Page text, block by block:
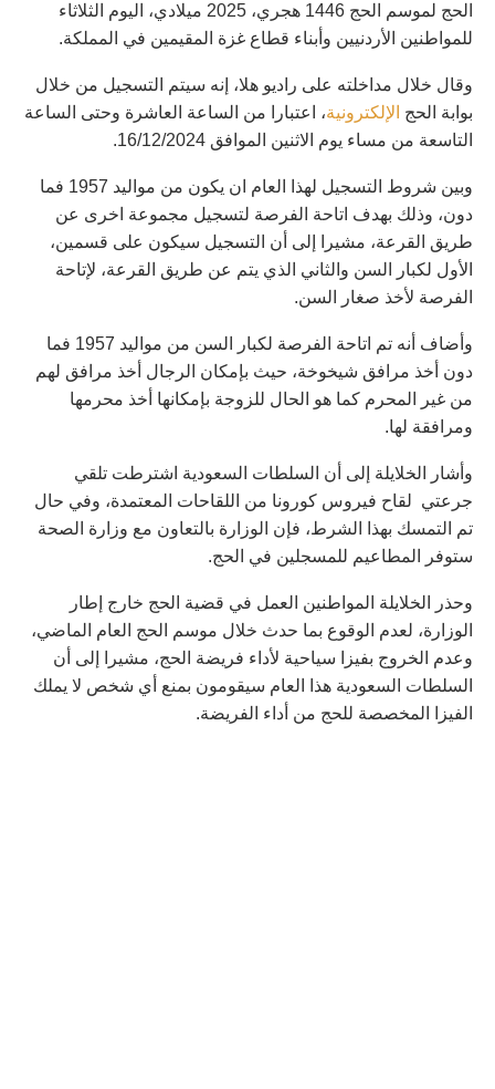
الحج لموسم الحج 1446 هجري، 2025 ميلادي، اليوم الثلاثاء
للمواطنين الأردنيين وأبناء قطاع غزة المقيمين في المملكة.
وقال خلال مداخلته على راديو هلا، إنه سيتم التسجيل من خلال
بوابة الحج الإلكترونية، اعتبارا من الساعة العاشرة وحتى الساعة
التاسعة من مساء يوم الاثنين الموافق 16/12/2024.
وبين شروط التسجيل لهذا العام ان يكون من مواليد 1957 فما
دون، وذلك بهدف اتاحة الفرصة لتسجيل مجموعة اخرى عن
طريق القرعة، مشيرا إلى أن التسجيل سيكون على قسمين،
الأول لكبار السن والثاني الذي يتم عن طريق القرعة، لإتاحة
الفرصة لأخذ صغار السن.
وأضاف أنه تم اتاحة الفرصة لكبار السن من مواليد 1957 فما
دون أخذ مرافق شيخوخة، حيث بإمكان الرجال أخذ مرافق لهم
من غير المحرم كما هو الحال للزوجة بإمكانها أخذ محرمها
ومرافقة لها.
وأشار الخلايلة إلى أن السلطات السعودية اشترطت تلقي
جرعتي لقاح فيروس كورونا من اللقاحات المعتمدة، وفي حال
تم التمسك بهذا الشرط، فإن الوزارة بالتعاون مع وزارة الصحة
ستوفر المطاعيم للمسجلين في الحج.
وحذر الخلايلة المواطنين العمل في قضية الحج خارج إطار
الوزارة، لعدم الوقوع بما حدث خلال موسم الحج العام الماضي،
وعدم الخروج بفيزا سياحية لأداء فريضة الحج، مشيرا إلى أن
السلطات السعودية هذا العام سيقومون بمنع أي شخص لا يملك
الفيزا المخصصة للحج من أداء الفريضة.